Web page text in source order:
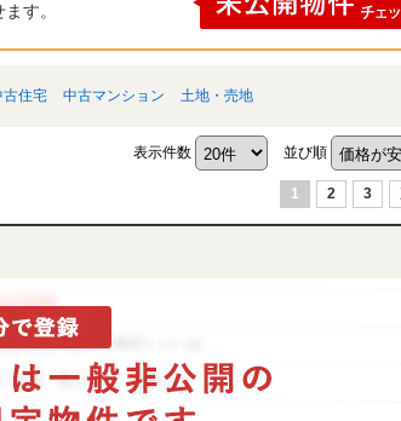
す。
古住宅 中古マンション 土地・売地
表示件数 並び順
1 2 3